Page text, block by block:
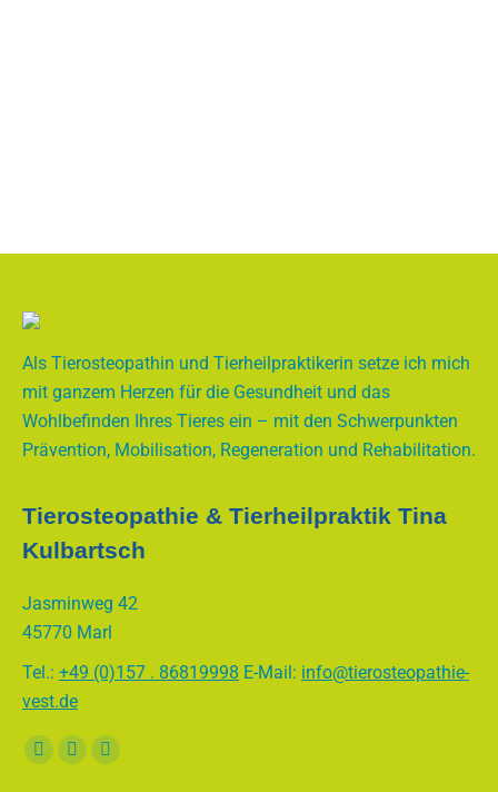
Als Tierosteopathin und Tierheilpraktikerin setze ich mich
mit ganzem Herzen für die Gesundheit und das
Wohlbefinden Ihres Tieres ein – mit den Schwerpunkten
Prävention, Mobilisation, Regeneration und Rehabilitation.
Tierosteopathie & Tierheilpraktik Tina
Kulbartsch
Jasminweg 42
45770 Marl
Tel.: +49 (0)157 . 86819998 E-Mail: info@tierosteopathie-
vest.de
Finden Sie uns auf:
Facebook
E-
Whatsapp